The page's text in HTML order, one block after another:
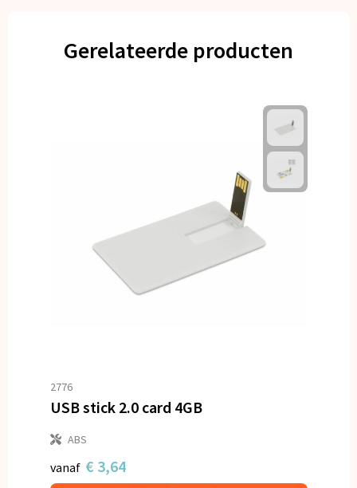
Gerelateerde producten
2776
USB stick 2.0 card 4GB
ABS
vanaf € 3,64